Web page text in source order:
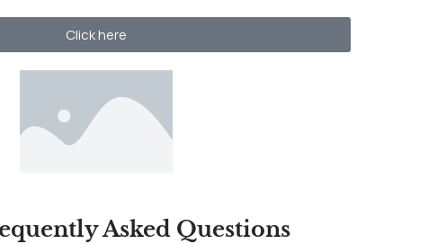
Click here
Asked Questions